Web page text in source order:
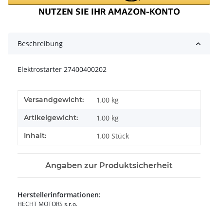
Beschreibung
Elektrostarter 27400400202
Produkteigenschaft
Wert
Versandgewicht: 1,00 kg
Artikelgewicht: 1,00 kg
Inhalt: 1,00 Stück
Angaben zur Produktsicherheit
Herstellerinformationen:
HECHT MOTORS s.r.o.